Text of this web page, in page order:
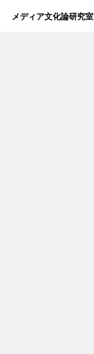
メディア文化論研究室